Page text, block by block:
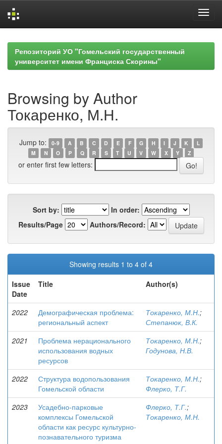
navigationРепозиторий УО "Гомельский государственный
университет имени Франциска Скорины"
Browsing by Author
Токаренко, М.Н.
Jump to: 0-9 A B C D E F G H I J K
L
M
N O P Q R S T U V W X Y Z
or enter first few letters:
Sort by:
In order:
Results/Page
Authors/Record:
Showing results 1 to 4 of 4
Issue
Date
Title Author(s)
2022
Демографическая проблема:
региональный аспект
Токаренко, М.Н.;
Степанюк, В.К.
2021
Проблема нерационального
использования водных
ресурсов
Токаренко, М.Н.;
Годунова, Н.В.
2022
Структура водопользования
Гомельской области
Токаренко, М.Н.;
Флерко, Т.Г.
2023
Усадебно-парковые
комплексы Гомельской
области как ресурс культурно-
познавательного туризма
Флерко, Т.Г.;
Токаренко, М.Н.